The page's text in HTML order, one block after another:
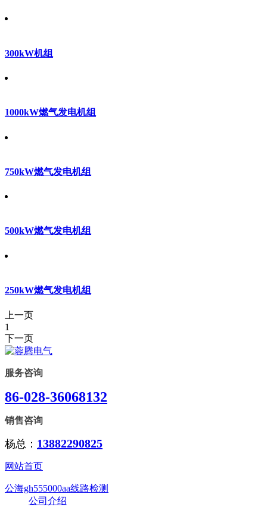
300kW机组
1000kW燃气发电机组
750kW燃气发电机组
500kW燃气发电机组
250kW燃气发电机组
上一页
1
下一页
服务咨询
86-028-36068132
销售咨询
杨总： 13882290825
网站首页
公海gh555000aa线路检测
公司介绍